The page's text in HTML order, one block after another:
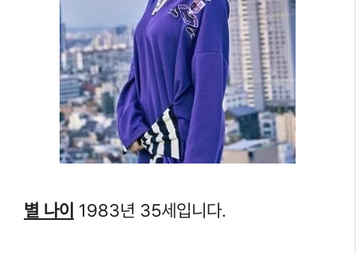
별 나이 1983년 35세입니다.